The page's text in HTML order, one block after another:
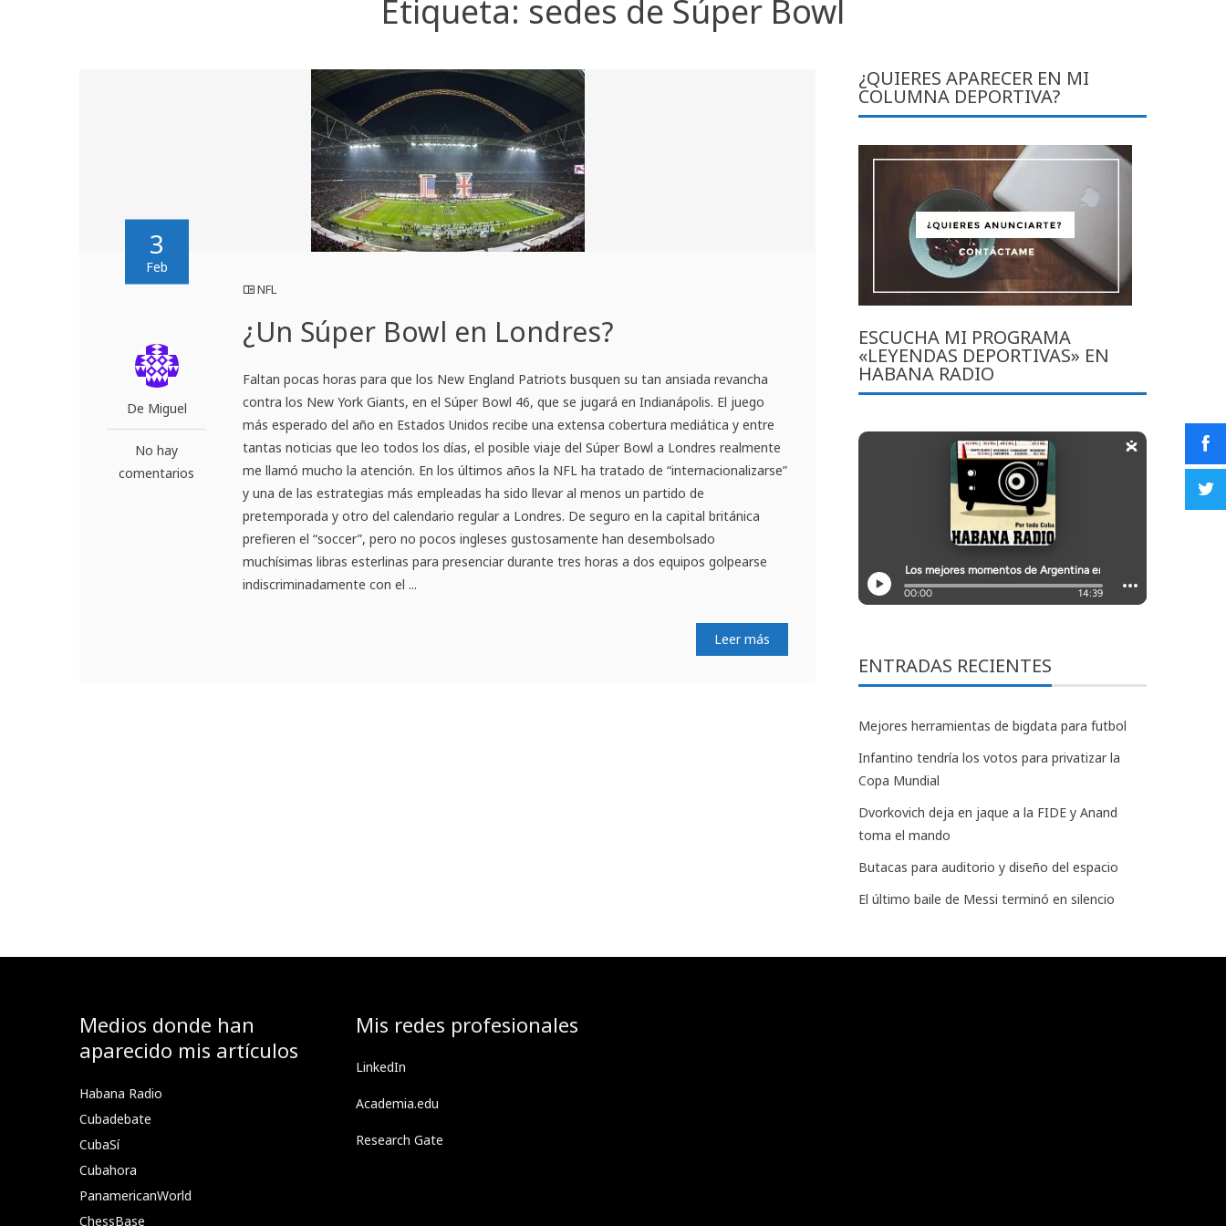
Etiqueta: sedes de Súper Bowl
3
Feb
De Miguel
No hay
comentarios
NFL
¿Un Súper Bowl en Londres?
Faltan pocas horas para que los New England Patriots busquen su tan ansiada revancha
contra los New York Giants, en el Súper Bowl 46, que se jugará en Indianápolis. El juego
más esperado del año en Estados Unidos recibe una extensa cobertura mediática y entre
tantas noticias que leo todos los días, el posible viaje del Súper Bowl a Londres realmente
me llamó mucho la atención. En los últimos años la NFL ha tratado de “internacionalizarse”
y una de las estrategias más empleadas ha sido llevar al menos un partido de
pretemporada y otro del calendario regular a Londres. De seguro en la capital británica
prefieren el “soccer”, pero no pocos ingleses gustosamente han desembolsado
muchísimas libras esterlinas para presenciar durante tres horas a dos equipos golpearse
indiscriminadamente con el ...
Leer más
¿QUIERES APARECER EN MI
COLUMNA DEPORTIVA?
ESCUCHA MI PROGRAMA
«LEYENDAS DEPORTIVAS» EN
HABANA RADIO
ENTRADAS RECIENTES
Mejores herramientas de bigdata para futbol
Infantino tendría los votos para privatizar la
Copa Mundial
Dvorkovich deja en jaque a la FIDE y Anand
toma el mando
Butacas para auditorio y diseño del espacio
El último baile de Messi terminó en silencio
Medios donde han
aparecido mis artículos
Habana Radio
Cubadebate
CubaSí
Cubahora
PanamericanWorld
ChessBase
Mis redes profesionales
LinkedIn
Academia.edu
Research Gate